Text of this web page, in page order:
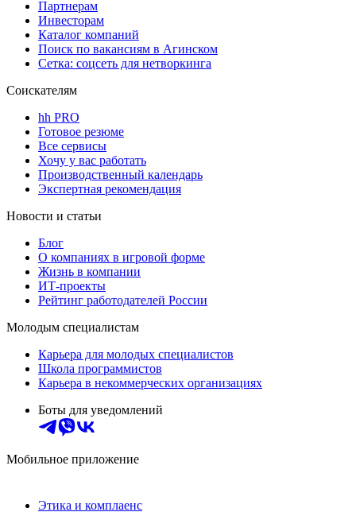
Партнерам
Инвесторам
Каталог компаний
Поиск по вакансиям в Агинском
Сетка: соцсеть для нетворкинга
Соискателям
hh PRO
Готовое резюме
Все сервисы
Хочу у вас работать
Производственный календарь
Экспертная рекомендация
Новости и статьи
Блог
О компаниях в игровой форме
Жизнь в компании
ИТ-проекты
Рейтинг работодателей России
Молодым специалистам
Карьера для молодых специалистов
Школа программистов
Карьера в некоммерческих организациях
Боты для уведомлений
Мобильное приложение
Этика и комплаенс